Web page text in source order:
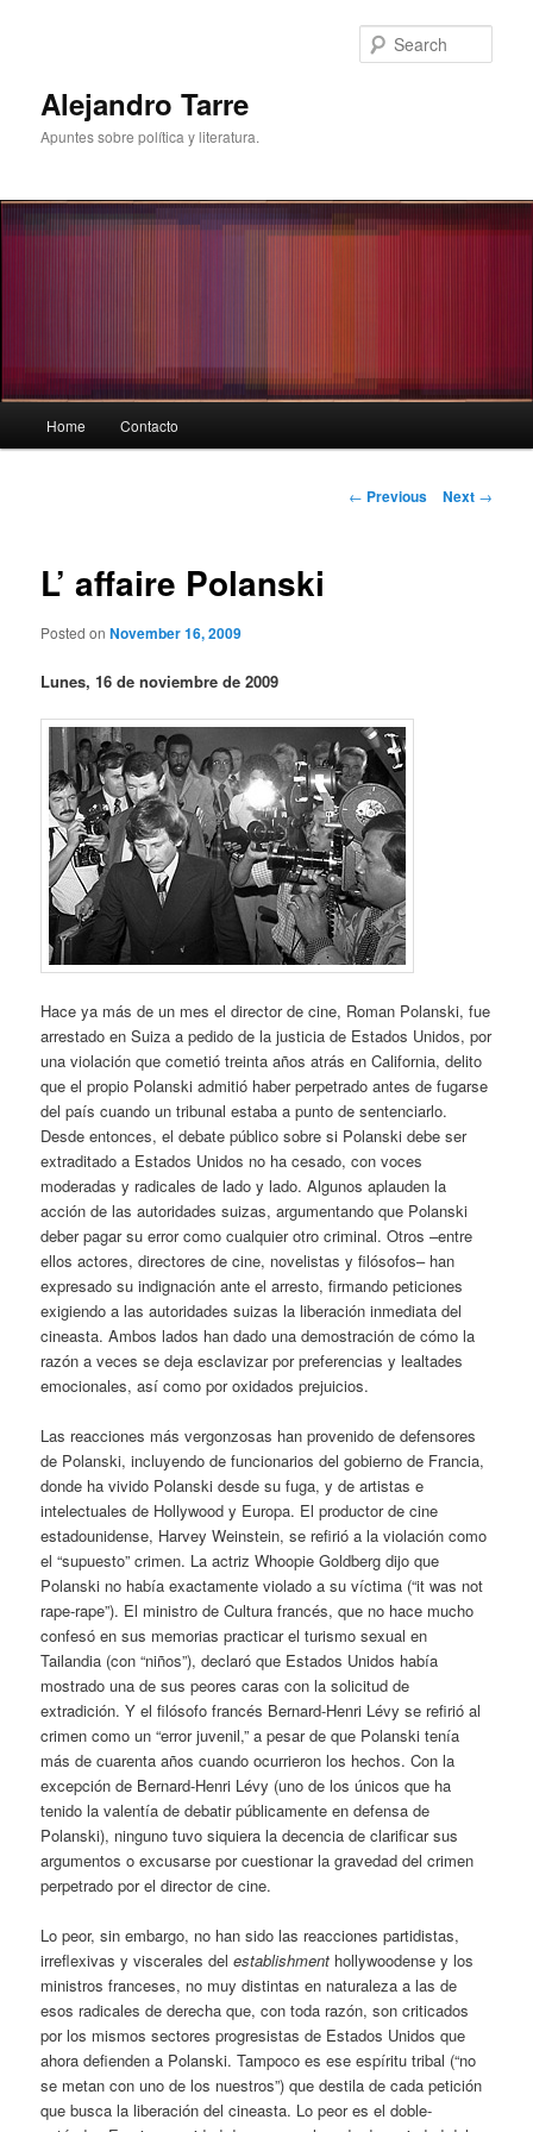
Alejandro Tarre
Apuntes sobre política y literatura.
Home Contacto
Post
← Previous Next →
L’ affaire Polanski
Posted onNovember 16, 2009
Lunes, 16 de noviembre de 2009
Hace ya más de un mes el director de cine, Roman Polanski, fue
arrestado en Suiza a pedido de la justicia de Estados Unidos, por
una violación que cometió treinta años atrás en California, delito
que el propio Polanski admitió haber perpetrado antes de fugarse
del país cuando un tribunal estaba a punto de sentenciarlo.
Desde entonces, el debate público sobre si Polanski debe ser
extraditado a Estados Unidos no ha cesado, con voces
moderadas y radicales de lado y lado. Algunos aplauden la
acción de las autoridades suizas, argumentando que Polanski
deber pagar su error como cualquier otro criminal. Otros –entre
ellos actores, directores de cine, novelistas y filósofos– han
expresado su indignación ante el arresto, firmando peticiones
exigiendo a las autoridades suizas la liberación inmediata del
cineasta. Ambos lados han dado una demostración de cómo la
razón a veces se deja esclavizar por preferencias y lealtades
emocionales, así como por oxidados prejuicios.
Las reacciones más vergonzosas han provenido de defensores
de Polanski, incluyendo de funcionarios del gobierno de Francia,
donde ha vivido Polanski desde su fuga, y de artistas e
intelectuales de Hollywood y Europa. El productor de cine
estadounidense, Harvey Weinstein, se refirió a la violación como
el “supuesto” crimen. La actriz Whoopie Goldberg dijo que
Polanski no había exactamente violado a su víctima (“it was not
rape-rape”). El ministro de Cultura francés, que no hace mucho
confesó en sus memorias practicar el turismo sexual en
Tailandia (con “niños”), declaró que Estados Unidos había
mostrado una de sus peores caras con la solicitud de
extradición. Y el filósofo francés Bernard-Henri Lévy se refirió al
crimen como un “error juvenil,” a pesar de que Polanski tenía
más de cuarenta años cuando ocurrieron los hechos. Con la
excepción de Bernard-Henri Lévy (uno de los únicos que ha
tenido la valentía de debatir públicamente en defensa de
Polanski), ninguno tuvo siquiera la decencia de clarificar sus
argumentos o excusarse por cuestionar la gravedad del crimen
perpetrado por el director de cine.
Lo peor, sin embargo, no han sido las reacciones partidistas,
irreflexivas y viscerales delestablishment hollywoodense y los
ministros franceses, no muy distintas en naturaleza a las de
esos radicales de derecha que, con toda razón, son criticados
por los mismos sectores progresistas de Estados Unidos que
ahora defienden a Polanski. Tampoco es ese espíritu tribal (“no
se metan con uno de los nuestros”) que destila de cada petición
que busca la liberación del cineasta. Lo peor es el doble-